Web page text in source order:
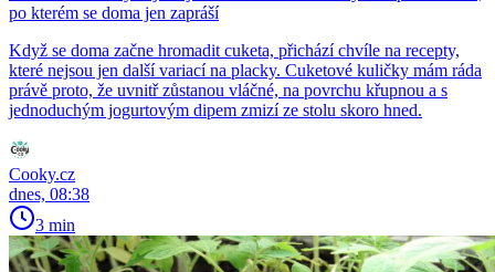
po kterém se doma jen zapráší
Když se doma začne hromadit cuketa, přichází chvíle na recepty,
které nejsou jen další variací na placky. Cuketové kuličky mám ráda
právě proto, že uvnitř zůstanou vláčné, na povrchu křupnou a s
jednoduchým jogurtovým dipem zmizí ze stolu skoro hned.
Cooky.cz
dnes, 08:38
3 min